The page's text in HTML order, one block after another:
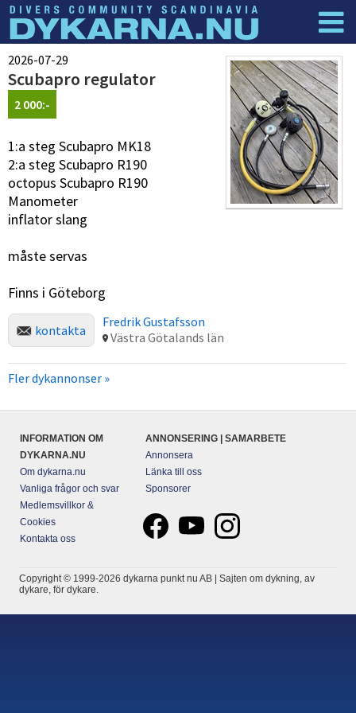
Dyknyheter Logga in
2026-07-29
Scubapro regulator
2 000:-
1:a steg Scubapro MK18
2:a steg Scubapro R190
octopus Scubapro R190
Manometer
inflator slang
måste servas
Finns i Göteborg
kontakta
Fredrik Gustafsson
Västra Götalands län
Fler dykannonser »
INFORMATION OM
DYKARNA.NU
Om dykarna.nu
Vanliga frågor och svar
Medlemsvillkor &
Cookies
Kontakta oss
ANNONSERING | SAMARBETE
Annonsera
Länka till oss
Sponsorer
Copyright © 1999-2026 dykarna punkt nu AB | Sajten om dykning, av
dykare, för dykare.